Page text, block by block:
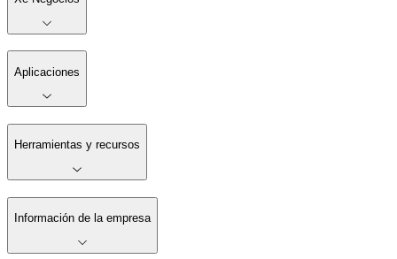
Aplicaciones
Herramientas y recursos
Información de la empresa